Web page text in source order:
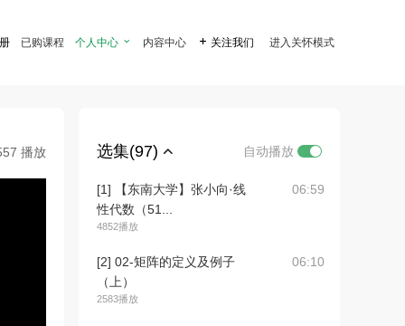
已购课程 个人中心  内容中心  关注我们 进入关怀模式
播放 选集(97) 自动播放
[1] 【东南大学】张小向·线
性代数（51...
4852播放
06:59
[2] 02-矩阵的定义及例子
（上）
2583播放
06:10